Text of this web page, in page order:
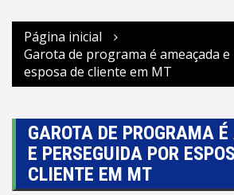
Página inicial
Garota de programa é ameaçada
esposa de cliente em MT
GAROTA DE PROGRAMA
E PERSEGUIDA POR
CLIENTE EM MT